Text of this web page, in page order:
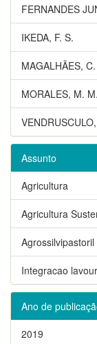
FERNANDES
IKEDA, F. S.
MAGALHÃES,
MORALES, M. M.
Assunto
Agricultura
Agricultura
Agrossilvipastoril
Integracao
Ano de
2019